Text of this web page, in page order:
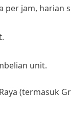
jam, harian
unit.
(termasuk